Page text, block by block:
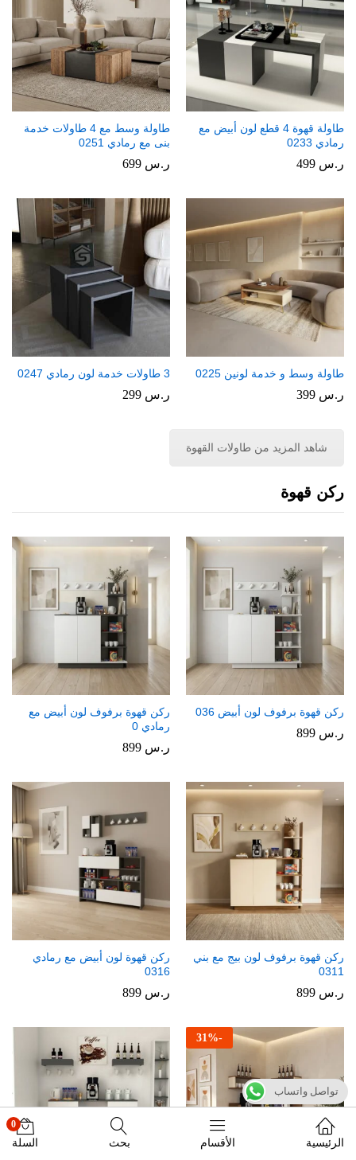
طاولة قهوة 4 قطع لون أبيض مع
رمادي 0233
ر.س
طاولة وسط مع 4 طاولات خدمة
بنى مع رمادي 0251
ر.س
طاولة وسط و خدمة لونين 0225
ر.س
3 طاولات خدمة لون رمادي 0247
ر.س
شاهد المزيد من طاولات القهوة
ركن قهوة
ركن قهوة برفوف لون أبيض 036
ر.س
ركن قهوة برفوف لون أبيض مع
رمادي 0
ر.س
ركن قهوة برفوف لون بيج مع بني
0311
ر.س
ركن قهوة لون أبيض مع رمادي
0316
ر.س
-
31 %
الرئيسية الأقسام بحث
0
السلة
تواصل واتساب